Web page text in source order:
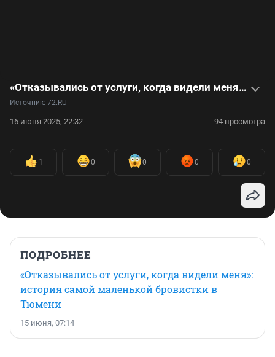
«Отказывались от услуги, когда видели меня»: история самой маленькой бровистки в Тюмени
Источник: 72.RU
16 июня 2025, 22:32 94 просмотра
1 0 0 0 0
ПОДРОБНЕЕ
«Отказывались от услуги, когда видели меня»:
история самой маленькой бровистки в
Тюмени
15 июня, 07:14